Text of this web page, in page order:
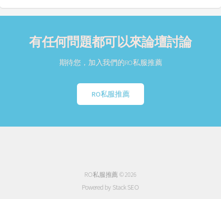
有任何問題都可以來論壇討論
期待您，加入我們的RO私服推薦
RO私服推薦
RO私服推薦 © 2026
Powered by Stack SEO